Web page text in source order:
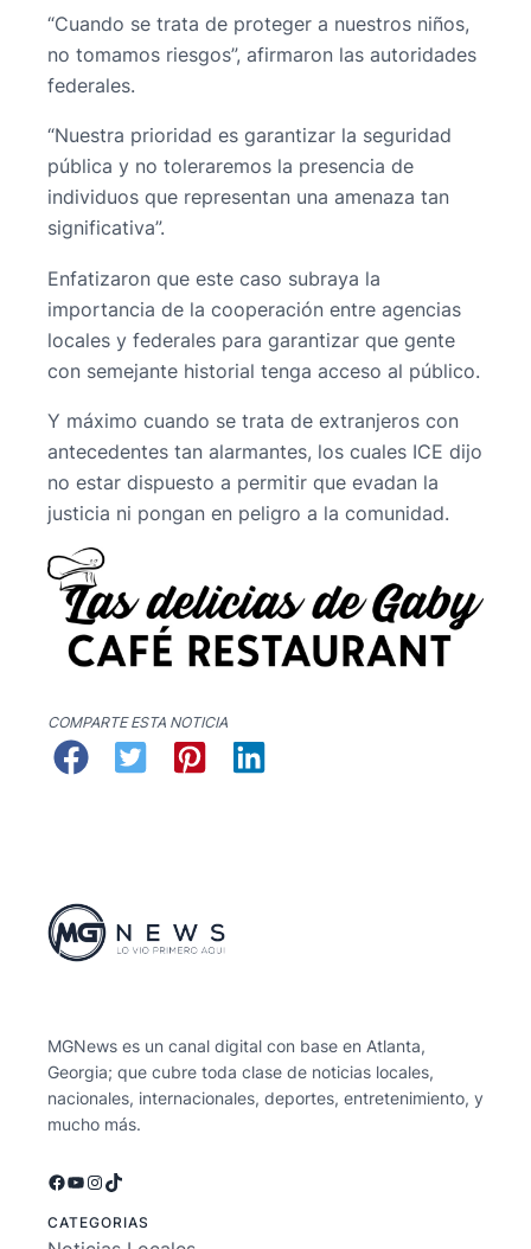
“Cuando se trata de proteger a nuestros niños,
no tomamos riesgos”, afirmaron las autoridades
federales.
“Nuestra prioridad es garantizar la seguridad
pública y no toleraremos la presencia de
individuos que representan una amenaza tan
significativa”.
Enfatizaron que este caso subraya la
importancia de la cooperación entre agencias
locales y federales para garantizar que gente
con semejante historial tenga acceso al público.
Y máximo cuando se trata de extranjeros con
antecedentes tan alarmantes, los cuales ICE dijo
no estar dispuesto a permitir que evadan la
justicia ni pongan en peligro a la comunidad.
COMPARTE ESTA NOTICIA
MGNews es un canal digital con base en Atlanta,
Georgia; que cubre toda clase de noticias locales,
nacionales, internacionales, deportes, entretenimiento, y
mucho más.
Facebook
YouTube
Instagram
TikTok
CATEGORIAS